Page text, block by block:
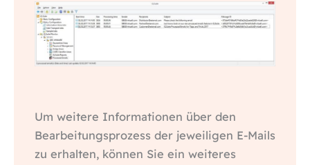
Um weitere Informationen über den
Bearbeitungsprozess der jeweiligen E-Mails
zu erhalten, können Sie ein weiteres